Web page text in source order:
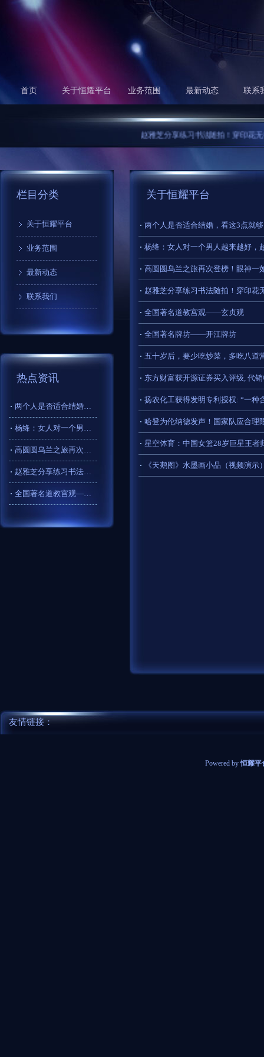
首页 关于恒耀平台 业务范围 最新动态 联系
赵雅芝分享练习书法随拍！穿印花无袖
栏目分类
关于恒耀平台
业务范围
最新动态
联系我们
热点资讯
​两个人是否适合结婚，看这3点就够了
杨绛：女人对一个男人越来越好，越来越热情、包容、顺从，那么这
高圆圆乌兰之旅再次登榜！眼神一如既往的温柔坚韧
赵雅芝分享练习书法随拍！穿印花无袖上衣优雅明媚
全国著名道教宫观——玄贞观
关于恒耀平台
两个人是否适合结婚，看这3点就
高圆圆乌兰之旅再次登榜！眼神一
赵雅芝分享练习书法随拍！穿印花
全国著名道教宫观——玄贞观
全国著名牌坊——开江牌坊
五十岁后，要少吃炒菜，多吃八道
东方财富获开源证券买入评级, 代
哈登为伦纳德发声！国家队应合理
星空体育：中国女篮28岁巨星王者
《天鹅图》水墨画小品（视频演示
友情链接：
Powered by恒耀平